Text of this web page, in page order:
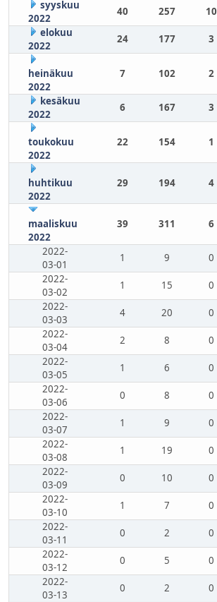
syyskuu
2022
40 257 10
elokuu
2022
24 177 3
heinäkuu
2022
7 102 2
kesäkuu
2022
6 167 3
toukokuu
2022
22 154 1
huhtikuu
2022
29 194 4
maaliskuu
2022
39 311 6
2022-
03-01
1 9 0
2022-
03-02
1 15 0
2022-
03-03
4 20 0
2022-
03-04
2 8 0
2022-
03-05
1 6 0
2022-
03-06
0 8 0
2022-
03-07
1 9 0
2022-
03-08
1 19 0
2022-
03-09
0 10 0
2022-
03-10
1 7 0
2022-
03-11
0 2 0
2022-
03-12
0 5 0
2022-
03-13
0 2 0